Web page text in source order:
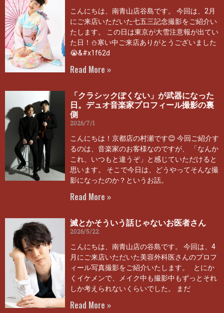
こんにちは、南青山店谷島です。 今回は、2月
にご来店いただいた七五三記念撮影をご紹介い
たします。 この日は東京が大雪注意報が出てい
た日！⛄寒い中ご来店ありがとうございました
😭&#x1f62d
Read More »
「クラシックぽくない」が武器になった
日。デュオ音楽家プロフィール撮影の裏
側
2026/7/1
こんにちは！京都店の村瀬です😊 今回ご紹介す
るのは、音楽家のお客様なのですが、 「なんか
これ、いつもと違うぞ」と感じていただけると
思います。 そこで今日は、どうやってそんな撮
影になったのか？というお話。
Read More »
滅とかそういう話じゃないお医者さん
2026/5/22
こんにちは、南青山店の谷島です。 今回は、4
月にご来店いただいた美容外科医さんのプロフ
ィール写真撮影をご紹介いたします。 とにか
くイケメンで、メイク中も撮影中もずっとそれ
しか考えられないくらいでした。 まだ
Read More »